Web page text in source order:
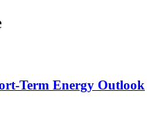
Term Energy Outlook